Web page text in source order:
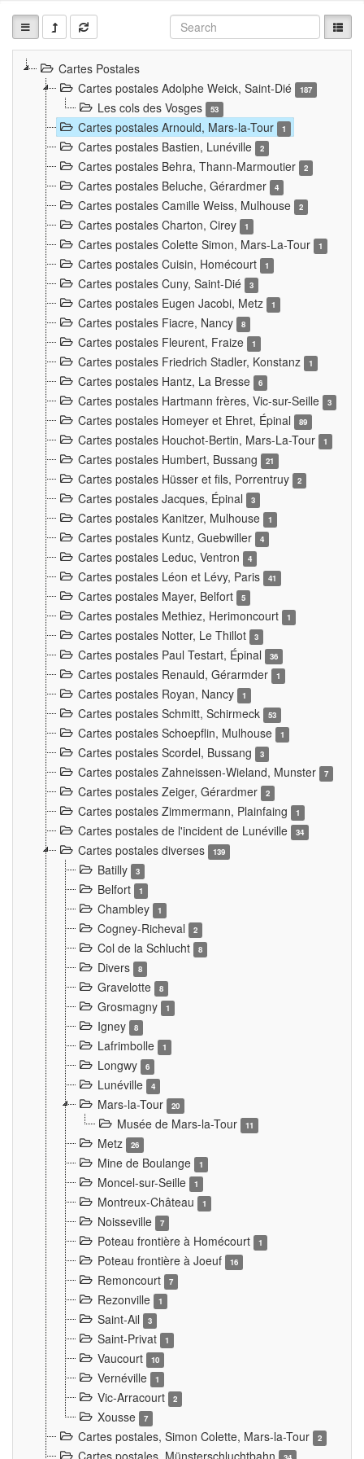
Cartes Postales
Cartes postales Adolphe Weick, Saint-Dié
187
Les cols des Vosges 53
Cartes postales Arnould, Mars-la-Tour 1
Cartes postales Bastien, Lunéville 2
Cartes postales Behra, Thann-Marmoutier 2
Cartes postales Beluche, Gérardmer 4
Cartes postales Camille Weiss, Mulhouse 2
Cartes postales Charton, Cirey 1
Cartes postales Colette Simon, Mars-La-Tour 1
Cartes postales Cuisin, Homécourt 1
Cartes postales Cuny, Saint-Dié 3
Cartes postales Eugen Jacobi, Metz 1
Cartes postales Fiacre, Nancy 8
Cartes postales Fleurent, Fraize 1
Cartes postales Friedrich Stadler, Konstanz 1
Cartes postales Hantz, La Bresse 6
Cartes postales Hartmann frères, Vic-sur-Seille 3
Cartes postales Homeyer et Ehret, Épinal 89
Cartes postales Houchot-Bertin, Mars-La-Tour 1
Cartes postales Humbert, Bussang 21
Cartes postales Hüsser et fils, Porrentruy 2
Cartes postales Jacques, Épinal 3
Cartes postales Kanitzer, Mulhouse 1
Cartes postales Kuntz, Guebwiller 4
Cartes postales Leduc, Ventron 4
Cartes postales Léon et Lévy, Paris 41
Cartes postales Mayer, Belfort 5
Cartes postales Methiez, Herimoncourt 1
Cartes postales Notter, Le Thillot 3
Cartes postales Paul Testart, Épinal 36
Cartes postales Renauld, Gérarmder 1
Cartes postales Royan, Nancy 1
Cartes postales Schmitt, Schirmeck 53
Cartes postales Schoepflin, Mulhouse 1
Cartes postales Scordel, Bussang 3
Cartes postales Zahneissen-Wieland, Munster 7
Cartes postales Zeiger, Gérardmer 2
Cartes postales Zimmermann, Plainfaing 1
Cartes postales de l'incident de Lunéville 34
Cartes postales diverses 139
Batilly 3
Belfort 1
Chambley 1
Cogney-Richeval 2
Col de la Schlucht 8
Divers 8
Gravelotte 8
Grosmagny 1
Igney 8
Lafrimbolle 1
Longwy 6
Lunéville 4
Mars-la-Tour 20
Musée de Mars-la-Tour 11
Metz 26
Mine de Boulange 1
Moncel-sur-Seille 1
Montreux-Château 1
Noisseville 7
Poteau frontière à Homécourt 1
Poteau frontière à Joeuf 16
Remoncourt 7
Rezonville 1
Saint-Ail 3
Saint-Privat 1
Vaucourt 10
Vernéville 1
Vic-Arracourt 2
Xousse 7
Cartes postales, Simon Colette, Mars-la-Tour 2
Cartes postales. Münsterschluchtbahn